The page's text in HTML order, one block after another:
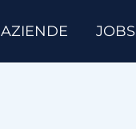
AZIENDE JOBS